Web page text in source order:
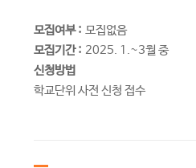
모집여부 : 모집없음
모집기간 : 2025. 1.~3월 중
신청방법
학교단위 사전 신청 접수